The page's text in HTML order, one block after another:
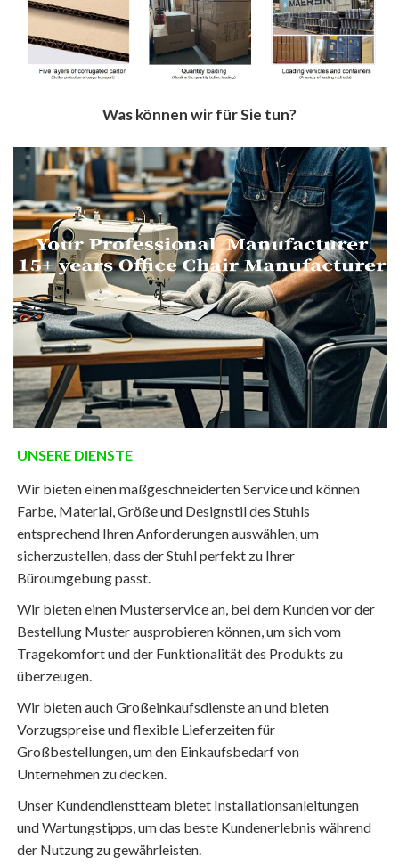
Was können wir für Sie tun?
UNSERE DIENSTE
Wir bieten einen maßgeschneiderten Service und können
Farbe, Material, Größe und Designstil des Stuhls
entsprechend Ihren Anforderungen auswählen, um
sicherzustellen, dass der Stuhl perfekt zu Ihrer
Büroumgebung passt.
Wir bieten einen Musterservice an, bei dem Kunden vor der
Bestellung Muster ausprobieren können, um sich vom
Tragekomfort und der Funktionalität des Produkts zu
überzeugen.
Wir bieten auch Großeinkaufsdienste an und bieten
Vorzugspreise und flexible Lieferzeiten für
Großbestellungen, um den Einkaufsbedarf von
Unternehmen zu decken.
Unser Kundendienstteam bietet Installationsanleitungen
und Wartungstipps, um das beste Kundenerlebnis während
der Nutzung zu gewährleisten.